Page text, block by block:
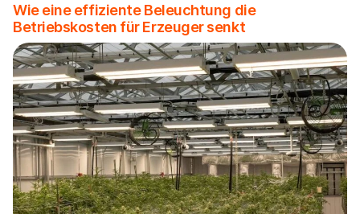
Wie eine effiziente Beleuchtung die
Betriebskosten für Erzeuger senkt